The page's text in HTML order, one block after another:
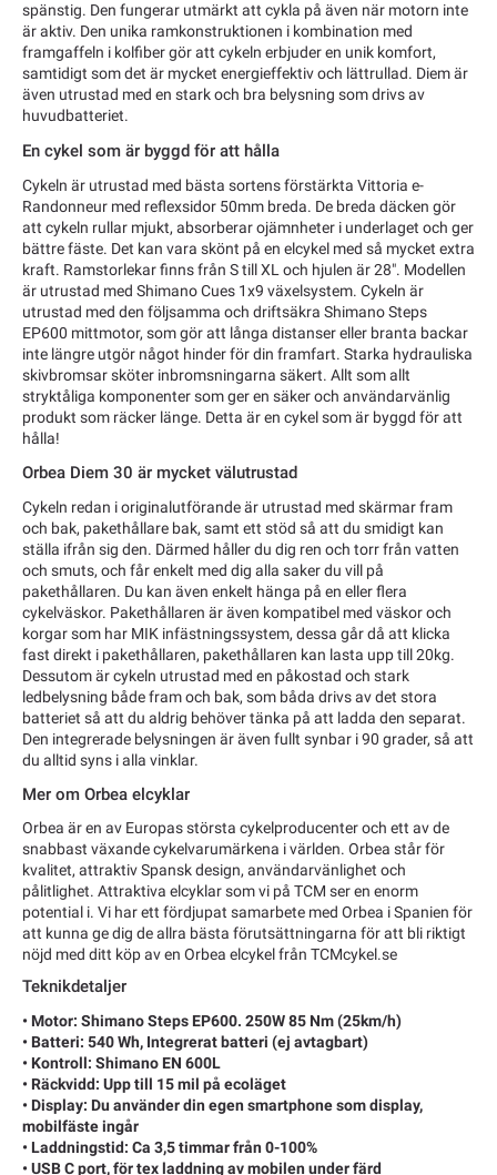
spänstig. Den fungerar utmärkt att cykla på även när motorn inte
är aktiv. Den unika ramkonstruktionen i kombination med
framgaffeln i kolfiber gör att cykeln erbjuder en unik komfort,
samtidigt som det är mycket energieffektiv och lättrullad. Diem är
även utrustad med en stark och bra belysning som drivs av
huvudbatteriet.
En cykel som är byggd för att hålla
Cykeln är utrustad med bästa sortens förstärkta Vittoria e-
Randonneur med reflexsidor 50mm breda. De breda däcken gör
att cykeln rullar mjukt, absorberar ojämnheter i underlaget och ger
bättre fäste. Det kan vara skönt på en elcykel med så mycket extra
kraft. Ramstorlekar finns från S till XL och hjulen är 28". Modellen
är utrustad med Shimano Cues 1x9 växelsystem. Cykeln är
utrustad med den följsamma och driftsäkra Shimano Steps
EP600 mittmotor, som gör att långa distanser eller branta backar
inte längre utgör något hinder för din framfart. Starka hydrauliska
skivbromsar sköter inbromsningarna säkert. Allt som allt
stryktåliga komponenter som ger en säker och användarvänlig
produkt som räcker länge. Detta är en cykel som är byggd för att
hålla!
Orbea Diem 30 är mycket välutrustad
Cykeln redan i originalutförande är utrustad med skärmar fram
och bak, pakethållare bak, samt ett stöd så att du smidigt kan
ställa ifrån sig den. Därmed håller du dig ren och torr från vatten
och smuts, och får enkelt med dig alla saker du vill på
pakethållaren. Du kan även enkelt hänga på en eller flera
cykelväskor. Pakethållaren är även kompatibel med väskor och
korgar som har MIK infästningssystem, dessa går då att klicka
fast direkt i pakethållaren, pakethållaren kan lasta upp till 20kg.
Dessutom är cykeln utrustad med en påkostad och stark
ledbelysning både fram och bak, som båda drivs av det stora
batteriet så att du aldrig behöver tänka på att ladda den separat.
Den integrerade belysningen är även fullt synbar i 90 grader, så att
du alltid syns i alla vinklar.
Mer om Orbea elcyklar
Orbea är en av Europas största cykelproducenter och ett av de
snabbast växande cykelvarumärkena i världen. Orbea står för
kvalitet, attraktiv Spansk design, användarvänlighet och
pålitlighet. Attraktiva elcyklar som vi på TCM ser en enorm
potential i. Vi har ett fördjupat samarbete med Orbea i Spanien för
att kunna ge dig de allra bästa förutsättningarna för att bli riktigt
nöjd med ditt köp av en Orbea elcykel från TCMcykel.se
Teknikdetaljer
• Motor: Shimano Steps EP600. 250W 85 Nm (25km/h)
• Batteri: 540 Wh, Integrerat batteri (ej avtagbart)
• Kontroll: Shimano EN 600L
• Räckvidd: Upp till 15 mil på ecoläget
• Display: Du använder din egen smartphone som display,
mobilfäste ingår
• Laddningstid: Ca 3,5 timmar från 0-100%
• USB C port, för tex laddning av mobilen under färd